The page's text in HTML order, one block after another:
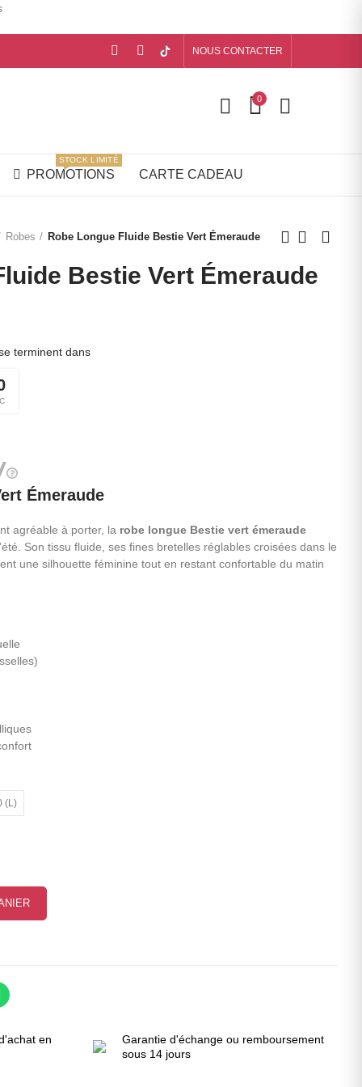
NOUS CONTACTER
0
PROMOTIONS
STOCK LIMITÉ
CARTE CADEAU
Robes Robe Longue Fluide Bestie Vert Émeraude
Bestie Vert Émeraude
terminent dans
Émeraude
agréable à porter, la robe longue Bestie vert émeraude
Son tissu fluide, ses fines bretelles réglables croisées dans le
une silhouette féminine tout en restant confortable du matin
(L)
en
Garantie d'échange ou remboursement
sous 14 jours